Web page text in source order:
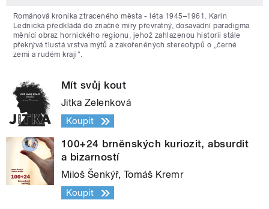
Románová kronika ztraceného města - léta 1945–1961. Karin
Lednická předkládá do značné míry převratný, dosavadní paradigma
měnící obraz hornického regionu, jehož zahlazenou historii stále
překrývá tlustá vrstva mýtů a zakořeněných stereotypů o „černé
zemi a rudém kraji“.
Mít svůj kout
Jitka Zelenková
Koupit
100+24 brněnských kuriozit, absurdit
a bizarností
Miloš Šenkýř, Tomáš Kremr
Koupit